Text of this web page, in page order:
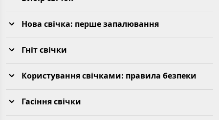
Нова свічка: перше запалювання
Гніт свічки
Користування свічками: правила безпеки
Гасіння свічки